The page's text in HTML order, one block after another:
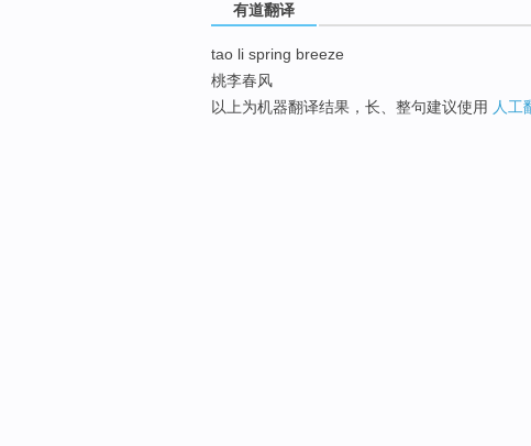
有道翻译
tao li spring breeze
桃李春风
以上为机器翻译结果，长、整句建议使用 人工